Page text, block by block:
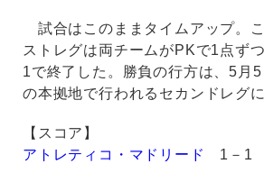
試合はこのままタイムアップ。
ストレグは両チームがPKで1点ず
1で終了した。勝負の行方は、5月5
の本拠地で行われるセカンドレグ
【スコア】
アトレティコ・マドリード
1－1